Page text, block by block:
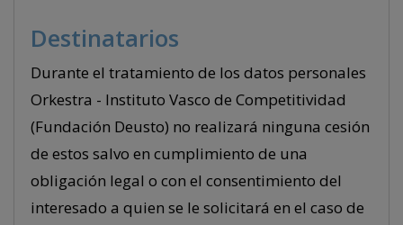
Destinatarios
Durante el tratamiento de los datos personales
Orkestra - Instituto Vasco de Competitividad
(Fundación Deusto) no realizará ninguna cesión
de estos salvo en cumplimiento de una
obligación legal o con el consentimiento del
interesado a quien se le solicitará en el caso de